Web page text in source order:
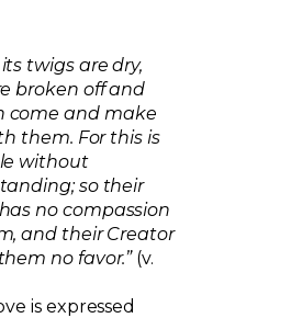
twigs are dry,
broken off and
come and make
them. For this is
without
so their
no compassion
and their Creator
no favor.”(v.
is expressed